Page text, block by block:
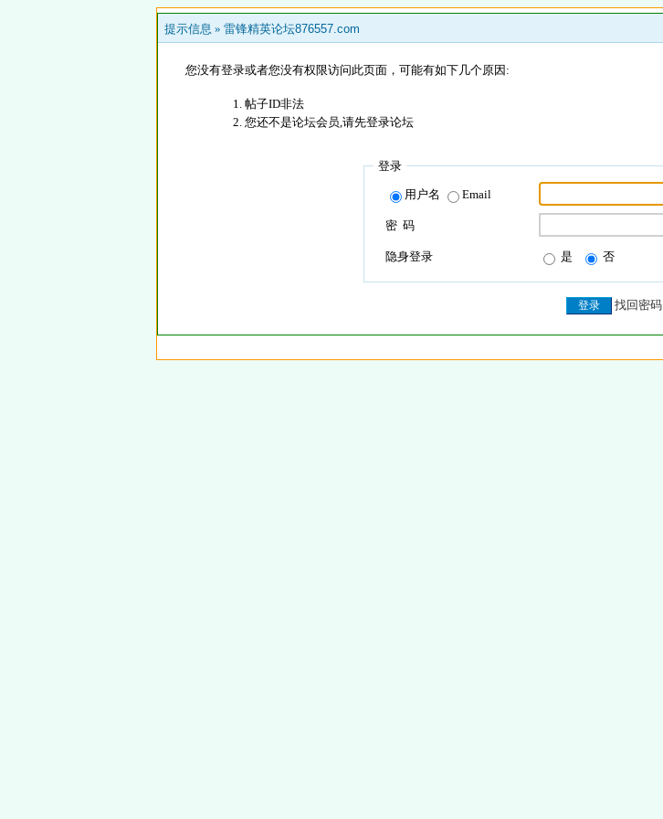
提示信息 » 雷锋精英论坛876557.com
您没有登录或者您没有权限访问此页面，可能有如下几个原因:
帖子ID非法
您还不是论坛会员,请先登录论坛
登录
用户名 Email
密 码
隐身登录 是 否
找回密码